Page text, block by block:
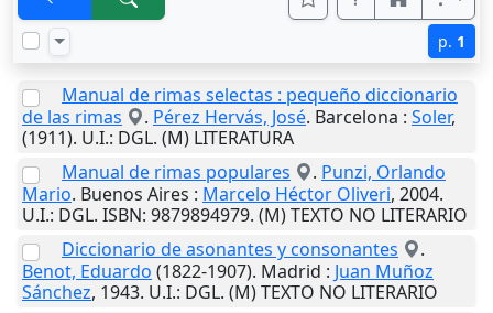
p. 1
Manual de rimas selectas : pequeño diccionario
de las rimas
. Pérez Hervás, José. Barcelona : Soler,
(1911). U.I.: DGL. (M) LITERATURA
Manual de rimas populares
. Punzi, Orlando
Mario. Buenos Aires : Marcelo Héctor Oliveri, 2004.
U.I.: DGL. ISBN: 9879894979. (M) TEXTO NO LITERARIO
Diccionario de asonantes y consonantes
.
Benot, Eduardo (1822-1907). Madrid : Juan Muñoz
Sánchez, 1943. U.I.: DGL. (M) TEXTO NO LITERARIO